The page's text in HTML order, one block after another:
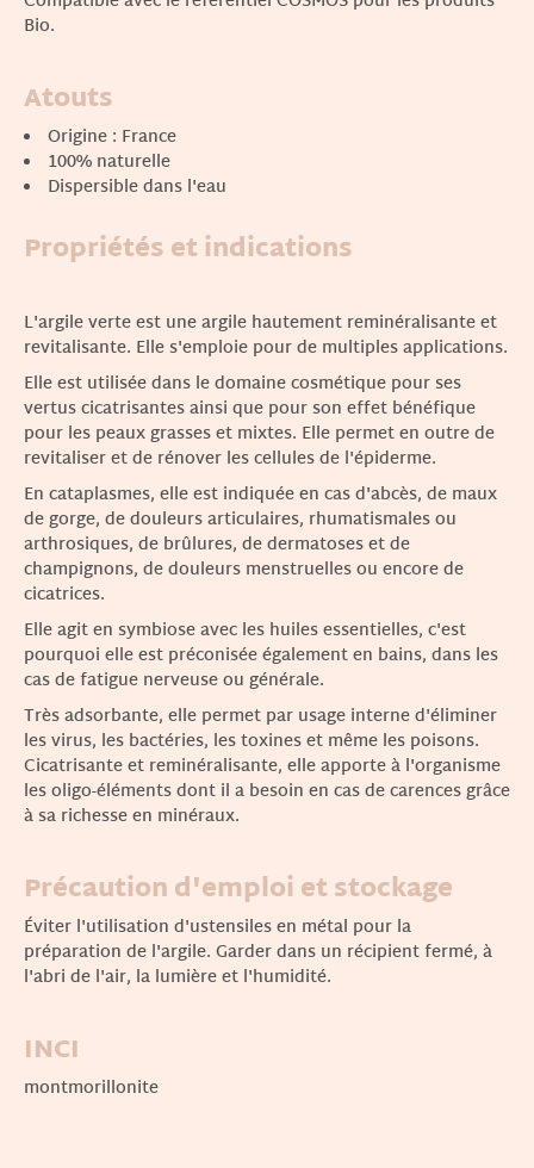
Bio.
Atouts
Origine : France
100% naturelle
Dispersible dans l'eau
Propriétés et indications
L'argile verte est une argile hautement reminéralisante et
revitalisante. Elle s'emploie pour de multiples applications.
Elle est utilisée dans le domaine cosmétique pour ses
vertus cicatrisantes ainsi que pour son effet bénéfique
pour les peaux grasses et mixtes. Elle permet en outre de
revitaliser et de rénover les cellules de l'épiderme.
En cataplasmes, elle est indiquée en cas d'abcès, de maux
de gorge, de douleurs articulaires, rhumatismales ou
arthrosiques, de brûlures, de dermatoses et de
champignons, de douleurs menstruelles ou encore de
cicatrices.
Elle agit en symbiose avec les huiles essentielles, c'est
pourquoi elle est préconisée également en bains, dans les
cas de fatigue nerveuse ou générale.
Très adsorbante, elle permet par usage interne d'éliminer
les virus, les bactéries, les toxines et même les poisons.
Cicatrisante et reminéralisante, elle apporte à l'organisme
les oligo-éléments dont il a besoin en cas de carences grâce
à sa richesse en minéraux.
Précaution d'emploi et stockage
Éviter l'utilisation d'ustensiles en métal pour la
préparation de l'argile. Garder dans un récipient fermé, à
l'abri de l'air, la lumière et l'humidité.
INCI
montmorillonite